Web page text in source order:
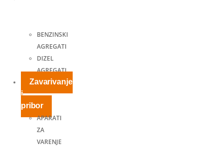
BENZINSKI
AGREGATI
DIZEL
AGREGATI
Zavarivanje
i
pribor
APARATI
ZA
VARENJE